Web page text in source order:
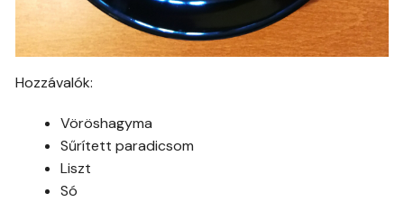
Hozzávalók:
Vöröshagyma
Sűrített paradicsom
Liszt
Só